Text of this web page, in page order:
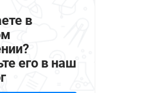
в
его в наш